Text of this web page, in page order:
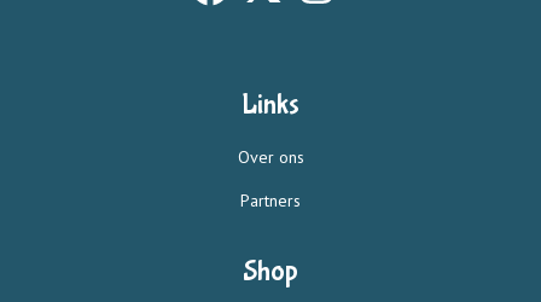
Links
Over ons
Partners
Shop